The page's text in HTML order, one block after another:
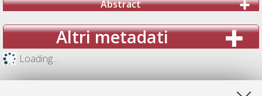
Abstract
Altri metadati
Loading...